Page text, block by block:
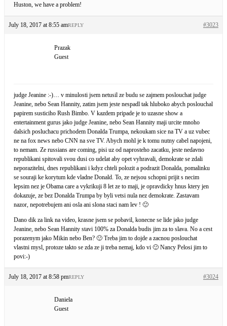
Huston, we have a problem!
July 18, 2017 at 8:55 am #3023
REPLY
Prazak
Guest
judge Jeanine :-)… v minulosti jsem netusil ze budu se zajmem poslouchat judge
Jeanine, nebo Sean Hannity, zatim jsem jeste nespadl tak hluboko abych poslouchal
papirem susticiho Rush Bimbo. V kazdem pripade je to uzasne show a
entertainment gurus jako judge Jeanine, nebo Sean Hannity maji urcite mnoho
dalsich posluchacu prichodem Donalda Trumpa, nekoukam sice na TV a uz vubec
ne na fox news nebo CNN na sve TV. Abych mohl je k tomu nutny cabel napojeni,
to nemam. Ze russians are coming, pisi uz od naprosteho zacatku, jeste nedavno
republikani spitovali svou dusi co udelat aby opet vyhravali, demokrate se zdali
neporazitelni, dnes republikani i kdyz chteli polozit a podrazit Donalda, pomalinku
se souraji ke korytum kde vladne Donald. To, ze nejsou schopni prijit s necim
lepsim nez je Obama care a vykrikuji 8 let ze to maji, je opravdicky hnus ktery jen
dokazuje, ze bez Donalda Trumpa by byli vetsi nula nez demokrate. Zastavam
nazor, nepotrebujem ani osla ani slona staci nam lev ! 🙂
Dano dik za link na video, krasne jsem se pobavil, konecne se lide jako judge
Jeanine, nebo Sean Hannity stavi 100% za Donalda budis jim za to slava. No a cest
porazenym jako Mikin nebo Ben? 🙂 Treba jim to dojde a zacnou poslouchat
vlastni mysl, protoze takto se zda ze ji treba nemaj, kdo vi 🙂 Nancy Pelosi jim to
povi:-)
July 18, 2017 at 8:58 pm #3024
REPLY
Daniela
Guest